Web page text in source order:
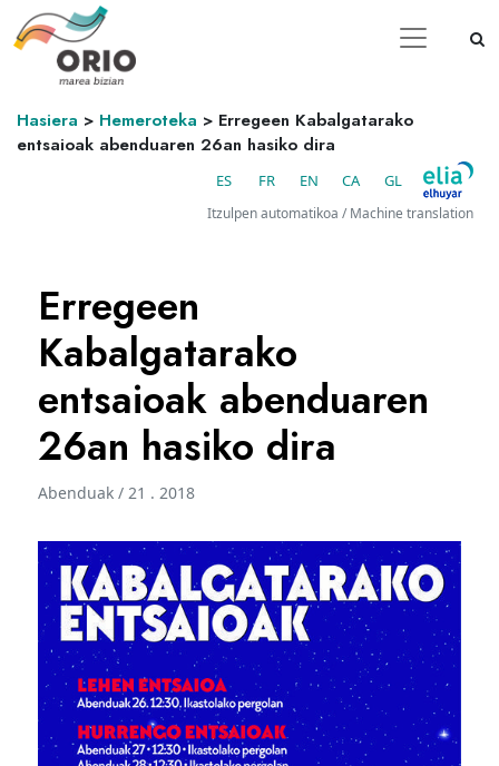
Hasiera > Hemeroteka > Erregeen Kabalgatarako
entsaioak abenduaren 26an hasiko dira
ES FR EN CA GL
Itzulpen automatikoa / Machine translation
Erregeen
Kabalgatarako
entsaioak abenduaren
26an hasiko dira
Abenduak / 21 . 2018